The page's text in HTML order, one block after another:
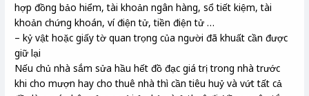
hợp đồng bảo hiểm, tài khoản ngân hàng, sổ tiết kiệm, tài
khoản chứng khoán, ví điện tử, tiền điện tử …
– kỷ vật hoặc giấy tờ quan trọng của người đã khuất cần được
giữ lại
Nếu chủ nhà sắm sửa hầu hết đồ đạc giá trị trong nhà trước
khi cho mượn hay cho thuê nhà thì cần tiêu huỷ và vứt tất cả